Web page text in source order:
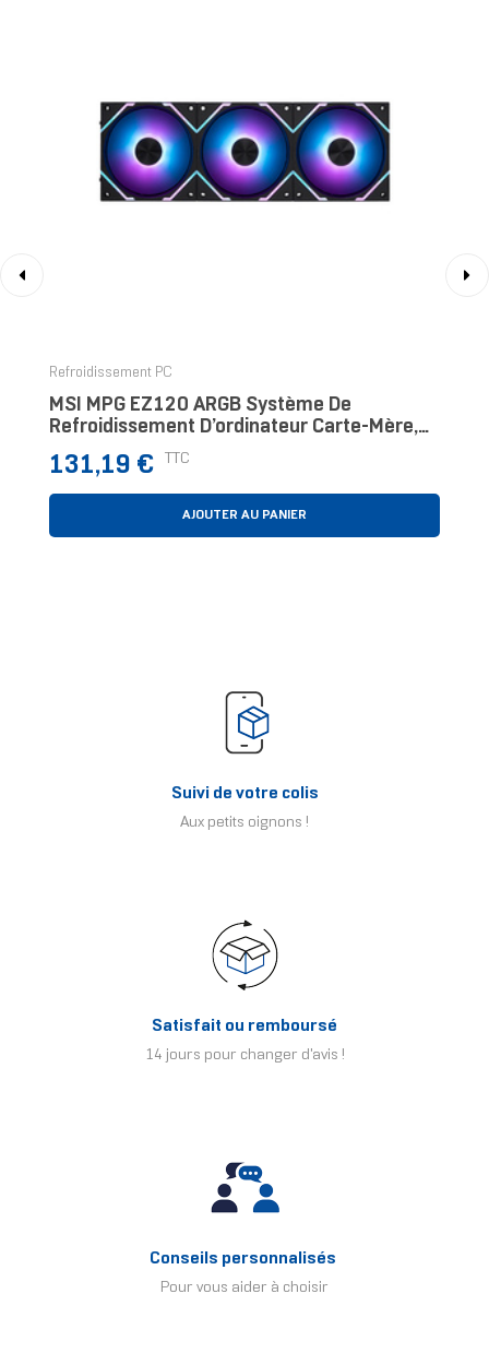
Refroidissement PC
MSI MPG EZ120 ARGB Système De
Refroidissement D’ordinateur Carte-Mère,
Processeur Kit Watercooling 12 Cm Noir
Prix
131,19 € TTC
AJOUTER AU PANIER
Suivi de votre colis
Aux petits oignons !
Satisfait ou remboursé
14 jours pour changer d'avis !
Conseils personnalisés
Pour vous aider à choisir